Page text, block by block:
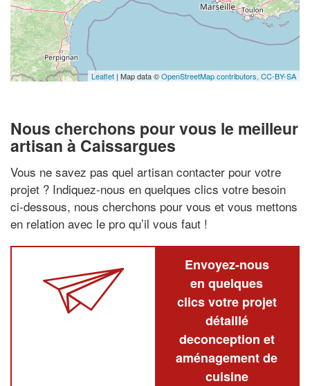
Leaflet | Map data ©OpenStreetMap contributors, CC-BY-SA
Nous cherchons pour vous le meilleur
artisan à Caissargues
Vous ne savez pas quel artisan contacter pour votre
projet ? Indiquez-nous en quelques clics votre besoin
ci-dessous, nous cherchons pour vous et vous mettons
en relation avec le pro qu’il vous faut !
Envoyez-nous
en quelques
clics votre projet
détaillé
deconception et
aménagement de
cuisine